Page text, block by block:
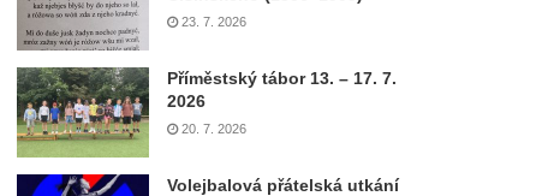
23. 7. 2026
Příměstský tábor 13. – 17. 7.
2026
20. 7. 2026
Volejbalová přátelská utkání